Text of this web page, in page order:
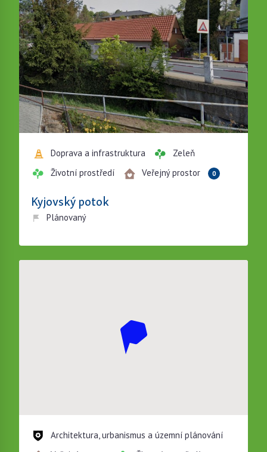
Doprava a infrastruktura
Zeleň
Životní prostředí
Veřejný prostor 0
Kyjovský potok
Plánovaný
Architektura, urbanismus a územní plánování